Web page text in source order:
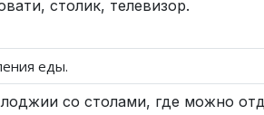
столик, телевизор.
еды.
со столами, где можно